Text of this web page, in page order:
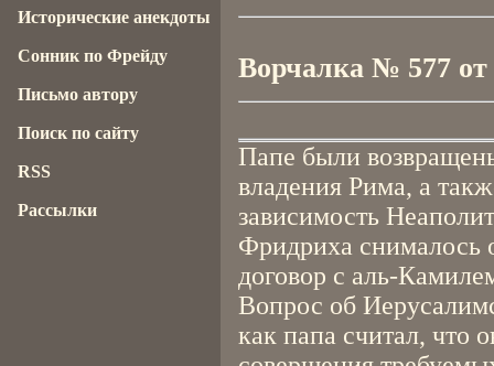
Ворчалка № 577 от
Папе были
владения Рима, а
зависимость
Фридриха снималось
договор с аль-
Вопрос об
как папа считал, что
Исторические анекдоты
Сонник по Фрейду
Письмо автору
Поиск по сайту
RSS
Рассылки